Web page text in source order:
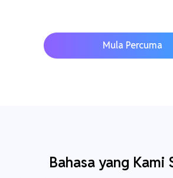
Mula Percuma
Bahasa yang Kami